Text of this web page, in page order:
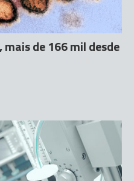
de 166 mil desde